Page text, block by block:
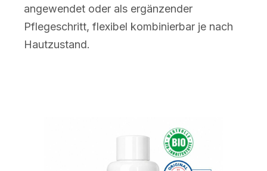
angewendet oder als ergänzender
Pflegeschritt, flexibel kombinierbar je nach
Hautzustand.